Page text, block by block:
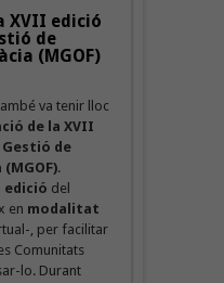
XVII edició
de
(MGOF)
va tenir lloc
de la XVII
de
(MGOF).
edició del
en modalitat
, per facilitar
Comunitats
lo. Durant